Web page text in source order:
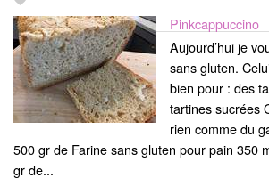
Pinkcappuccino
Aujourd’hui je
sans gluten.
bien pour : des
tartines sucrées
rien comme du
500 gr de Farine sans gluten pour pain 350
gr de...